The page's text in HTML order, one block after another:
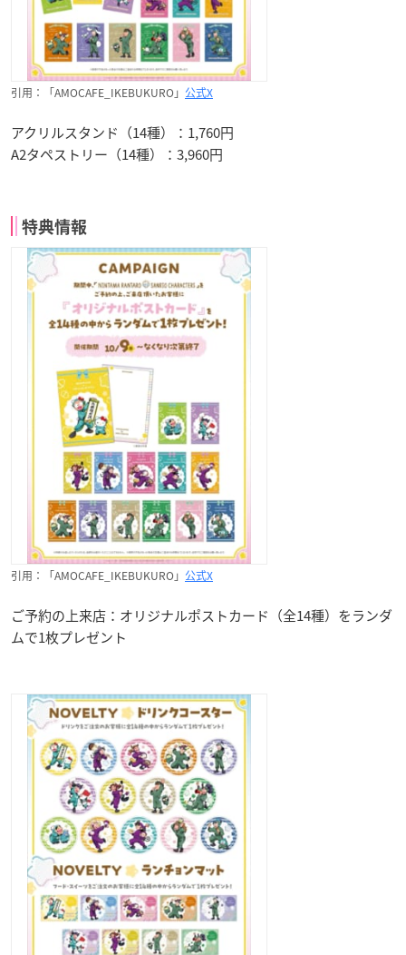
引用：「AMOCAFE_IKEBUKURO」 公式X
アクリルスタンド（14種）：1,760円
A2タペストリー（14種）：3,960円
特典情報
引用：「AMOCAFE_IKEBUKURO」 公式X
ご予約の上来店：オリジナルポストカード（全14種）をランダ
ムで1枚プレゼント